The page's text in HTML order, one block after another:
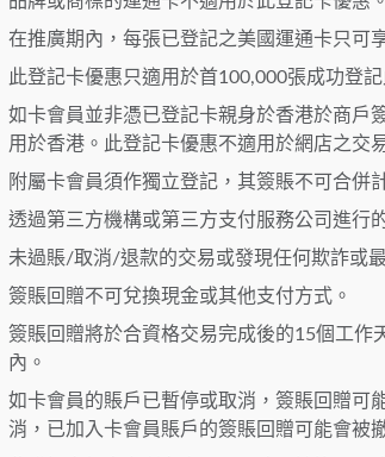
在推廣期內，每張已登記之美國運通卡只可
此登記卡優惠只適用於首100,000張成功登
如卡會員並非憑已登記卡親身於香港於商戶
用於香港。此登記卡優惠不適用於網店之交
附屬卡會員須作獨立登記，其簽賬不可合併
透過第三方機構或第三方支付服務公司進行
未過賬/取消/退款的交易或發現任何欺詐或
簽賬回贈不可兌換現金或其他支付方式。
簽賬回贈將於合資格交易完成後的15個工作
內。
如卡會員的賬戶已暫停或取消，簽賬回贈可
消，已加入卡會員賬戶的簽賬回贈可能會被